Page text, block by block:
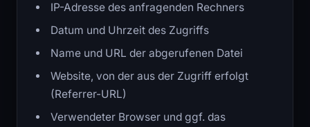
IP-Adresse des anfragenden Rechners
Datum und Uhrzeit des Zugriffs
Name und URL der abgerufenen Datei
Website, von der aus der Zugriff erfolgt
(Referrer-URL)
Verwendeter Browser und ggf. das